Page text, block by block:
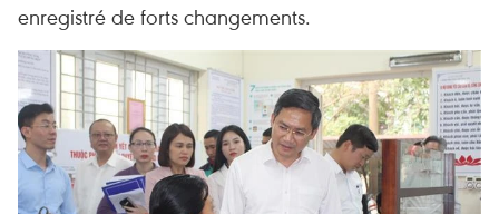
enregistré de forts changements.